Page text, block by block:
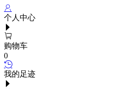
个人中心
购物车
0
我的足迹